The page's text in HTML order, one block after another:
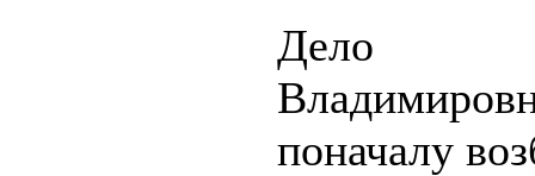
Дело
поначалу